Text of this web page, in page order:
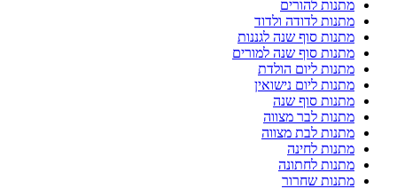
מתנות להורים
מתנות לדודה ולדוד
מתנות סוף שנה לגננות
מתנות סוף שנה למורים
מתנות ליום הולדת
מתנות ליום נישואין
מתנות סוף שנה
מתנות לבר מצווה
מתנות לבת מצווה
מתנות לחינה
מתנות לחתונה
מתנות שחרור